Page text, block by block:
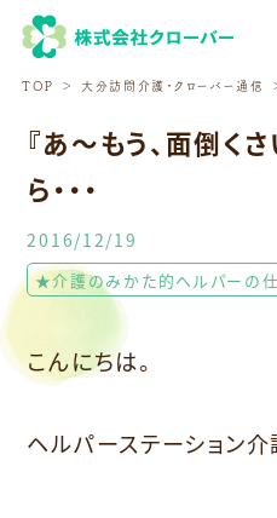
TOP 大分訪問介護・クローバー通信
『あ〜もう、面倒く
ら・・・
2016/12/19
★介護のみかた的ヘルパーの
こんにちは。
ヘルパーステーション介